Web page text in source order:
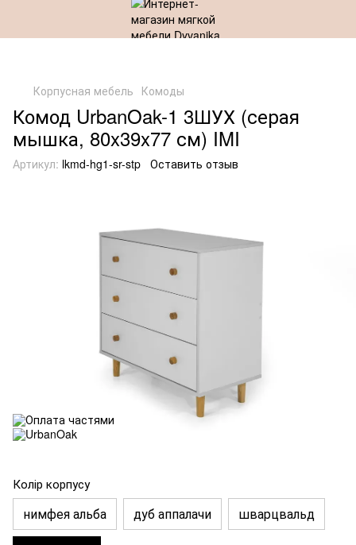
Корпусная мебель Комоды
Комод UrbanOak-1 3ШУХ (серая
мышка, 80x39x77 см) IMI
Артикул: lkmd-hg1-sr-stp Оставить отзыв
Колір корпусу
нимфея альба дуб аппалачи шварцвальд